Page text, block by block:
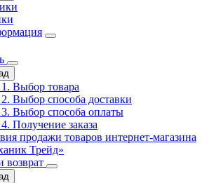
Выбор товара
Выбор способа доставки
Выбор способа оплаты
Получение заказа
продажи товаров интернет-магазина
Трейд»
возврат